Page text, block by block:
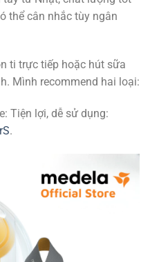
thể cân nhắc tùy ngân
ti trực tiếp hoặc hút sữa
Mình recommend hai loại:
Tiện lợi, dễ sử dụng:
.